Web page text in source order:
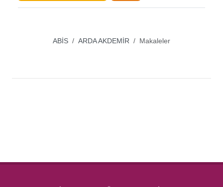
ABİS ARDA AKDEMİR Makaleler